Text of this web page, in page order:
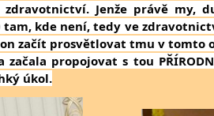
Jenže právě my,
tam, kde není, tedy ve
začít prosvětlovat tmu v tomto
propojovat s tou
úkol.